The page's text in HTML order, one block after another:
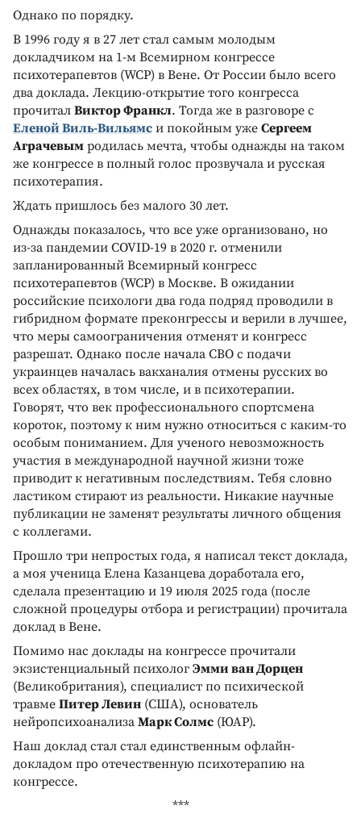
Однако по порядку.
В 1996 году я в 27 лет стал самым молодым
докладчиком на 1-м Всемирном конгрессе
психотерапевтов (WCP) в Вене. От России было всего
два доклада. Лекцию-открытие того конгресса
прочитал Виктор Франкл. Тогда же в разговоре с
Еленой Виль-Вильямс и покойным уже Сергеем
Аграчевым родилась мечта, чтобы однажды на таком
же конгрессе в полный голос прозвучала и русская
психотерапия.
Ждать пришлось без малого 30 лет.
Однажды показалось, что все уже организовано, но
из-за пандемии COVID-19 в 2020 г. отменили
запланированный Всемирный конгресс
психотерапевтов (WCP) в Москве. В ожидании
российские психологи два года подряд проводили в
гибридном формате преконгрессы и верили в лучшее,
что меры самоограничения отменят и конгресс
разрешат. Однако после начала СВО с подачи
украинцев началась вакханалия отмены русских во
всех областях, в том числе, и в психотерапии.
Говорят, что век профессионального спортсмена
короток, поэтому к ним нужно относиться с каким-то
особым пониманием. Для ученого невозможность
участия в международной научной жизни тоже
приводит к негативным последствиям. Тебя словно
ластиком стирают из реальности. Никакие научные
публикации не заменят результаты личного общения
с коллегами.
Прошло три непростых года, я написал текст доклада,
а моя ученица Елена Казанцева доработала его,
сделала презентацию и 19 июля 2025 года (после
сложной процедуры отбора и регистрации) прочитала
доклад в Вене.
Помимо нас доклады на конгрессе прочитали
экзистенциальный психолог Эмми ван Дорцен
(Великобритания), специалист по психической
травме Питер Левин (США), основатель
нейропсихоанализа Марк Солмс (ЮАР).
Наш доклад стал стал единственным офлайн-
докладом про отечественную психотерапию на
конгрессе.
***